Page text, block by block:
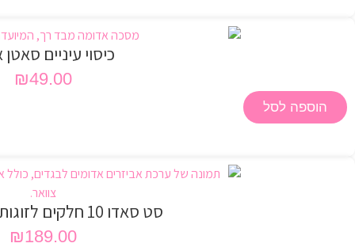
כיסוי עיניים
₪49.00
הוספה לסל
סט סאדו 10 חלקים לזוגות בצבע אדום
₪189.00